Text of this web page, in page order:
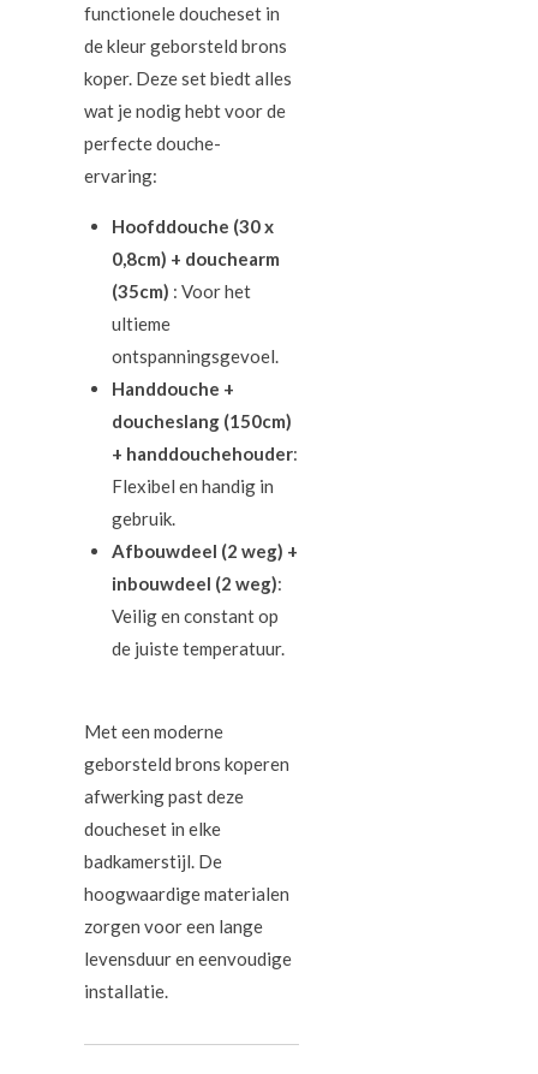
functionele doucheset in
de kleur geborsteld brons
koper. Deze set biedt alles
wat je nodig hebt voor de
perfecte douche-
ervaring:
Hoofddouche (30 x
0,8cm) + douchearm
(35cm) : Voor het
ultieme
ontspanningsgevoel.
Handdouche +
doucheslang (150cm)
+ handdouchehouder:
Flexibel en handig in
gebruik.
Afbouwdeel (2 weg) +
inbouwdeel (2 weg):
Veilig en constant op
de juiste temperatuur.
Met een moderne
geborsteld brons koperen
afwerking past deze
doucheset in elke
badkamerstijl. De
hoogwaardige materialen
zorgen voor een lange
levensduur en eenvoudige
installatie.